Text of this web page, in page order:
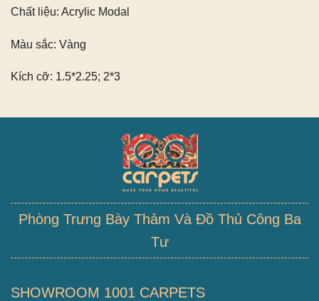
Chất liệu: Acrylic Modal
Màu sắc: Vàng
Kích cỡ: 1.5*2.25; 2*3
Phòng Trưng Bày Thảm Và Đồ Thủ Công Ba
Tư
SHOWROOM 1001 CARPETS